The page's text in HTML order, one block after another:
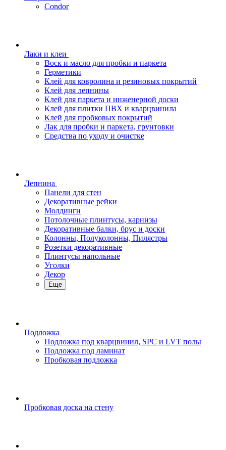
Condor
Лаки и клеи
Воск и масло для пробки и паркета
Герметики
Клей для ковролина и резиновых покрытий
Клей для лепнины
Клей для паркета и инженерной доски
Клей для плитки ПВХ и кварцвинила
Клей для пробковых покрытий
Лак для пробки и паркета, грунтовки
Средства по уходу и очистке
Лепнина
Панели для стен
Декоративные рейки
Молдинги
Потолочные плинтусы, карнизы
Декоративные балки, брус и доски
Колонны, Полуколонны, Пилястры
Розетки декоративные
Плинтусы напольные
Уголки
Декор
Еще
Подложка
Подложка под кварцвинил, SPC и LVT полы
Подложка под ламинат
Пробковая подложка
Пробковая доска на стену